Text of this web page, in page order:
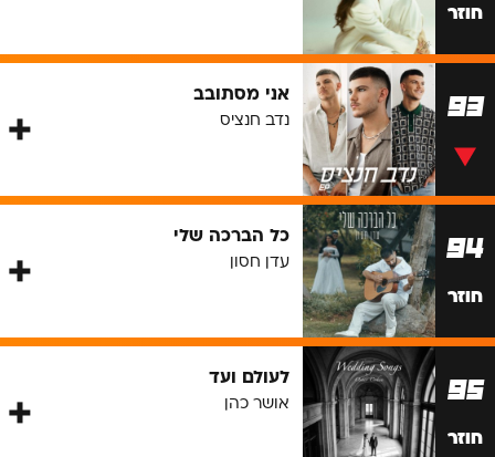
חוזר
93 אני מסתובב
נדב חנציס
94
חוזר
כל הברכה שלי
עדן חסון
95
חוזר
לעולם ועד
אושר כהן